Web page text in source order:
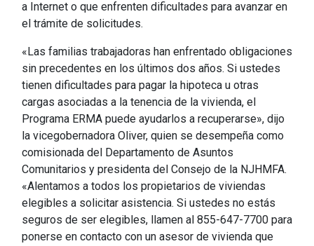
a Internet o que enfrenten dificultades para avanzar en
el trámite de solicitudes.
«Las familias trabajadoras han enfrentado obligaciones
sin precedentes en los últimos dos años. Si ustedes
tienen dificultades para pagar la hipoteca u otras
cargas asociadas a la tenencia de la vivienda, el
Programa ERMA puede ayudarlos a recuperarse», dijo
la vicegobernadora Oliver, quien se desempeña como
comisionada del Departamento de Asuntos
Comunitarios y presidenta del Consejo de la NJHMFA.
«Alentamos a todos los propietarios de viviendas
elegibles a solicitar asistencia. Si ustedes no estás
seguros de ser elegibles, llamen al 855-647-7700 para
ponerse en contacto con un asesor de vivienda que